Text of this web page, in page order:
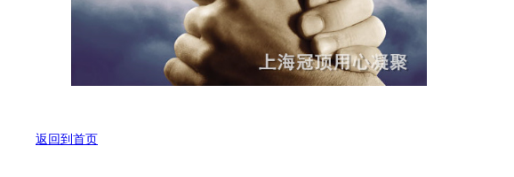
返回到首页